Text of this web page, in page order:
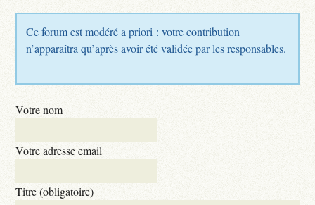
Ce forum est modéré a priori : votre contribution
n’apparaîtra qu’après avoir été validée par les responsables.
Votre nom
Votre adresse email
Titre (obligatoire)